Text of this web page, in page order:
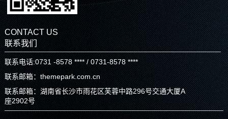
CONTACT US
联系我们
联系电话:0731 -8578 **** / 0731-8578 ****
联系邮箱：themepark.com.cn
联系邮箱：湖南省长沙市雨花区芙蓉中路296号交通大厦A
座2902号